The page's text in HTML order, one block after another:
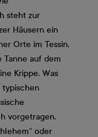
steht zur
Häusern ein
Orte im Tessin,
auf dem
Krippe. Was
typischen
vorgetragen.
oder